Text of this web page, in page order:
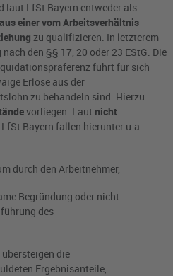
laut LfSt Bayern entweder als
einer vom Arbeitsverhältnis
zu qualifizieren. In letzterem
den §§ 17, 20 oder 23 EStG. Die
führt für sich
Erlöse aus der
zu behandeln sind. Hierzu
vorliegen. Laut nicht
LfSt Bayern fallen hierunter u.a.
durch den Arbeitnehmer,
Begründung oder nicht
des
die
Ergebnisanteile,